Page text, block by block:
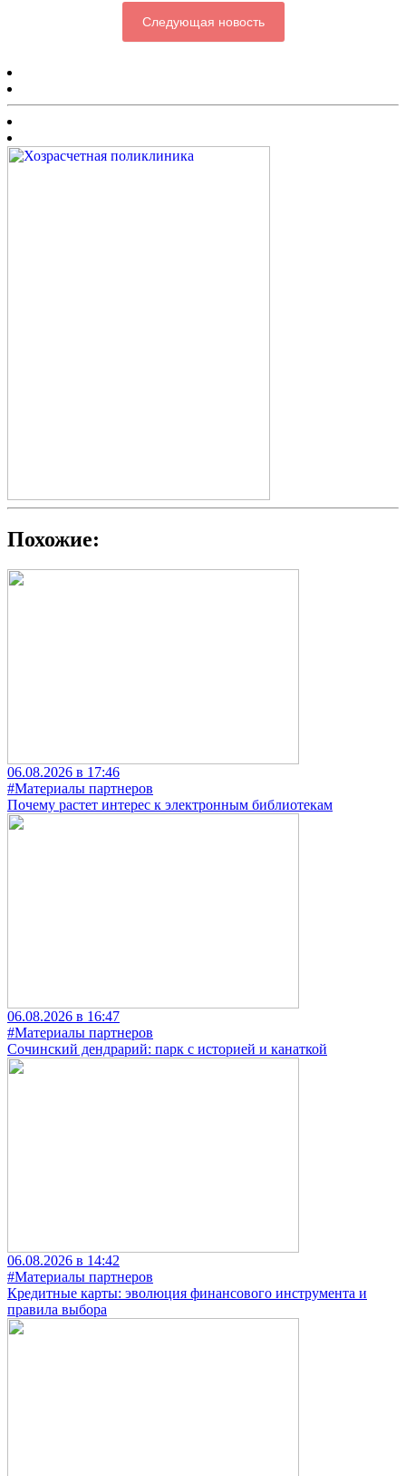
Следующая новость
Похожие:
06.08.2026 в 17:46
#Материалы партнеров
Почему растет интерес к электронным библиотекам
06.08.2026 в 16:47
#Материалы партнеров
Сочинский дендрарий: парк с историей и канаткой
06.08.2026 в 14:42
#Материалы партнеров
Кредитные карты: эволюция финансового инструмента и
правила выбора